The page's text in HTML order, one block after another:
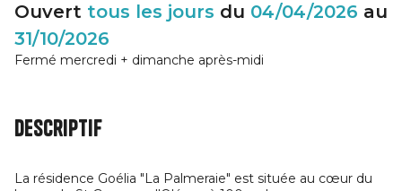
Ouvert tous les jours du 04/04/2026 au
31/10/2026
Fermé mercredi + dimanche après-midi
Descriptif
La résidence Goélia "La Palmeraie" est située au cœur du